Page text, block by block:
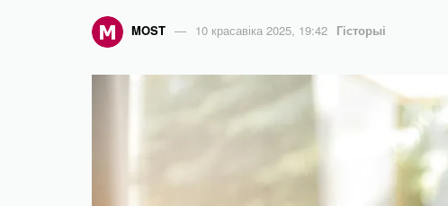
MOST 10 красавіка 2025, 19:42 Гісторыі